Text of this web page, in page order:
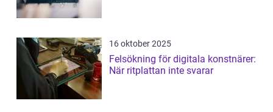
16 oktober 2025
Felsökning för digitala konstnärer:
När ritplattan inte svarar